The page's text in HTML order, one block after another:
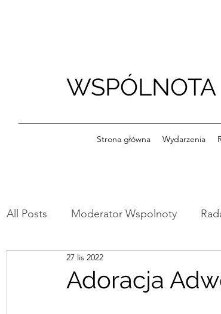
Strona główna Wydarzenia
All Posts Moderator Wspolnoty
Ogłoszenia
Adoracja
27 lis 2022